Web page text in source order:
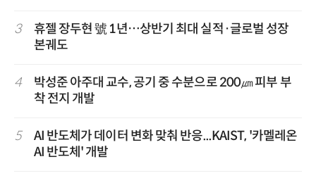
3
휴젤 장두현 號 1년…상반기 최대 실적·글로벌 성장
본궤도
4
박성준 아주대 교수, 공기 중 수분으로 200㎛ 피부 부
착 전지 개발
5
AI 반도체가 데이터 변화 맞춰 반응...KAIST, '카멜레온
AI 반도체' 개발